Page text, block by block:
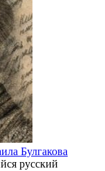
Булгакова
русский